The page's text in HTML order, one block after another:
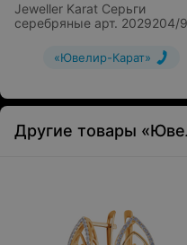
Jeweller Karat Серьги
серебряные арт. 2029204/
«Ювелир-Карат»
Другие товары